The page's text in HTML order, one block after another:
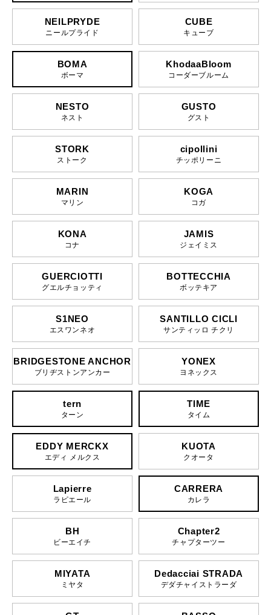
NEILPRYDE
ニールプライド
CUBE
キューブ
BOMA
ボーマ
KhodaaBloom
コーダーブルーム
NESTO
ネスト
GUSTO
グスト
STORK
ストーク
cipollini
チッポリーニ
MARIN
マリン
KOGA
コガ
KONA
コナ
JAMIS
ジェイミス
GUERCIOTTI
グエルチョッティ
BOTTECCHIA
ボッテキア
S1NEO
エスワンネオ
SANTILLO CICLI
サンティッロ チクリ
BRIDGESTONE ANCHOR
ブリヂストンアンカー
YONEX
ヨネックス
tern
ターン
TIME
タイム
EDDY MERCKX
エディ メルクス
KUOTA
クオータ
Lapierre
ラピエール
CARRERA
カレラ
BH
ビーエイチ
Chapter2
チャプターツー
MIYATA
ミヤタ
Dedacciai STRADA
デダチャイストラーダ